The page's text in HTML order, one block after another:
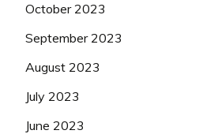
October 2023
September 2023
August 2023
July 2023
June 2023